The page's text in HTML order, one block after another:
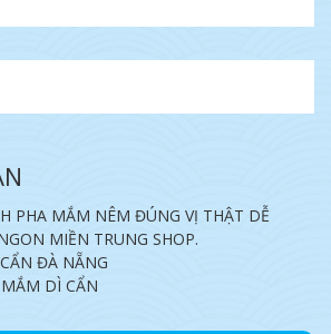
PHA MẮM NÊM ĐÚNG VỊ THẬT DỄ
MIỀN TRUNG SHOP.
ĐÀ NẴNG
DÌ CẨN